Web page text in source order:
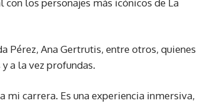
los personajes más icónicos de La
Pérez, Ana Gertrutis, entre otros, quienes
a la vez profundas.
mi carrera. Es una experiencia inmersiva,